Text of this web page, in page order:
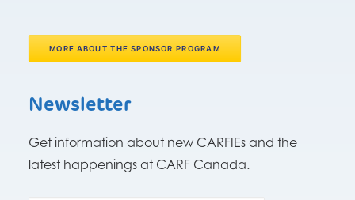
MORE ABOUT THE SPONSOR PROGRAM
Newsletter
Get information about new CARFIEs and the
latest happenings at CARF Canada.